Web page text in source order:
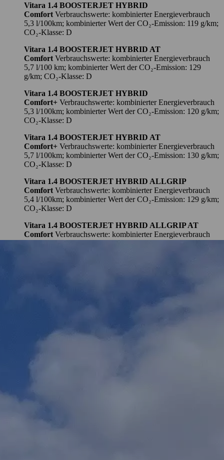
Vitara 1.4 BOOSTERJET HYBRID
Comfort Verbrauchswerte: kombinierter Energieverbrauch
5,3 l/100km; kombinierter Wert der CO₂-Emission: 119 g/km;
CO₂-Klasse: D
Vitara 1.4 BOOSTERJET HYBRID AT
Comfort Verbrauchswerte: kombinierter Energieverbrauch
5,7 l/100 km; kombinierter Wert der CO₂-Emission: 129
g/km; CO₂-Klasse: D
Vitara 1.4 BOOSTERJET HYBRID
Comfort+ Verbrauchswerte: kombinierter Energieverbrauch
5,3 l/100km; kombinierter Wert der CO₂-Emission: 120 g/km;
CO₂-Klasse: D
Vitara 1.4 BOOSTERJET HYBRID AT
Comfort+ Verbrauchswerte: kombinierter Energieverbrauch
5,7 l/100km; kombinierter Wert der CO₂-Emission: 130 g/km;
CO₂-Klasse: D
Vitara 1.4 BOOSTERJET HYBRID ALLGRIP
Comfort Verbrauchswerte: kombinierter Energieverbrauch
5,4 l/100km; kombinierter Wert der CO₂-Emission: 129 g/km;
CO₂-Klasse: D
Vitara 1.4 BOOSTERJET HYBRID ALLGRIP AT
Comfort Verbrauchswerte: kombinierter Energieverbrauch
Vitara 1.4 BOOSTERJET HYBRID ALLGRIP AT
g/km; CO₂-Klasse: E
CO₂-Klasse: C